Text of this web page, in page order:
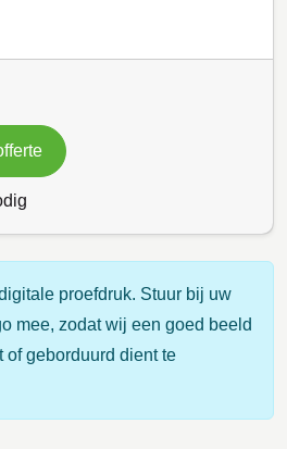
proefdruk. Stuur bij uw
mee, zodat wij een goed beeld
of geborduurd dient te